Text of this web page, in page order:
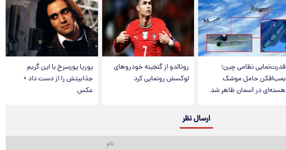
قدرت‌نمایی نظامی چین؛
بمب‌افکن حامل موشک
هسته‌ای در آسمان ظاهر شد
رونالدو از گنجینه خودروهای
لوکسش رونمایی کرد
پوریا پورسرخ با این گریم
جذابیتش را از دست داد +
عکس
ارسال نظر